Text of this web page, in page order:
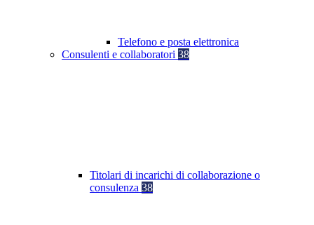
Telefono e posta elettronica
Consulenti e collaboratori 38
Titolari di incarichi di collaborazione o
consulenza 38